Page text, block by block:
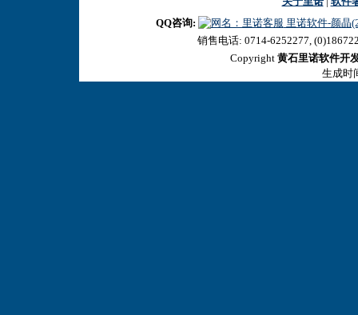
QQ咨询:
里诺软件-颜晶
销售电话: 0714-6252277,
Copyright 黄石里诺软件开
生成时